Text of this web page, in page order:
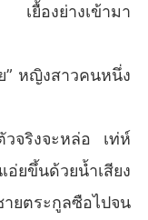
เยื้องย่างเข้ามา
” หญิงสาวคนหนึ่ง
จริงจะหล่อ เท่ห์
ขึ้นด้วยน้ำเสียง
ยตระกูลซือไปจน